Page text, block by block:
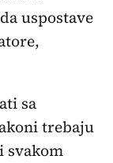
uspostave
sa
trebaju
svakom